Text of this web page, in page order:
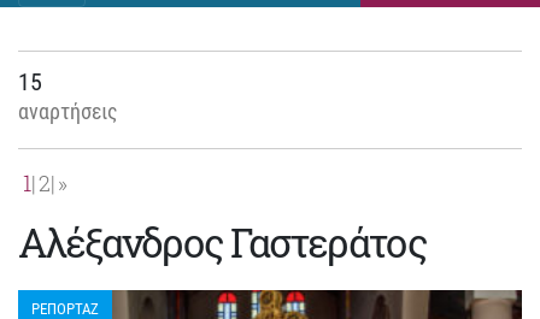
15
αναρτήσεις
1 2 »
Αλέξανδρος Γαστεράτος
ΡΕΠΟΡΤΑΖ